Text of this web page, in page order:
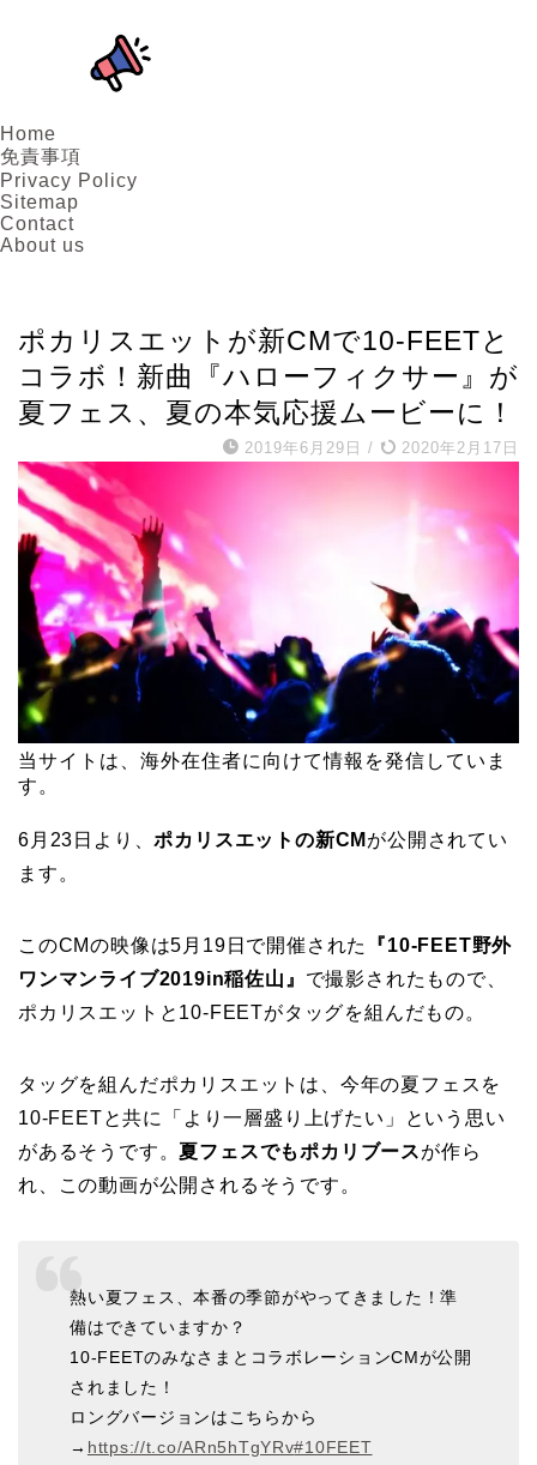
Home
免責事項
Privacy Policy
Sitemap
Contact
About us
ポカリスエットが新CMで10-FEETと
コラボ！新曲『ハローフィクサー』が
夏フェス、夏の本気応援ムービーに！
2019年6月29日 / 2020年2月17日
当サイトは、海外在住者に向けて情報を発信していま
す。
6月23日より、ポカリスエットの新CM が公開されてい
ます。
このCMの映像は5月19日で開催された
『10-FEET野外
ワンマンライブ2019in稲佐山』 で撮影されたもので、
ポカリスエットと10-FEETがタッグを組んだもの。
タッグを組んだポカリスエットは、今年の夏フェスを
10-FEETと共に「より一層盛り上げたい」という思い
があるそうです。夏フェスでもポカリブースが作ら
れ、この動画が公開されるそうです。
熱い夏フェス、本番の季節がやってきました！準
備はできていますか？
10-FEETのみなさまとコラボレーションCMが公開
されました！
ロングバージョンはこちらから
→ https://t.co/ARn5hTgYRv#10FEET